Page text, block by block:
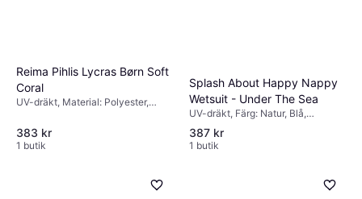
Reima Pihlis Lycras Børn Soft
Coral
UV-dräkt, Material: Polyester,
383 kr
1 butik
Splash About Happy Nappy
Wetsuit - Under The Sea
UV-dräkt, Färg: Natur, Blå,
Multifärgad, Material: Nylon,
Elastan/Lycra/Spandex, Neopren
387 kr
1 butik